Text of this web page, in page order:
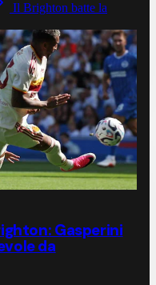
Il Brighton batte la
Gasperini
da